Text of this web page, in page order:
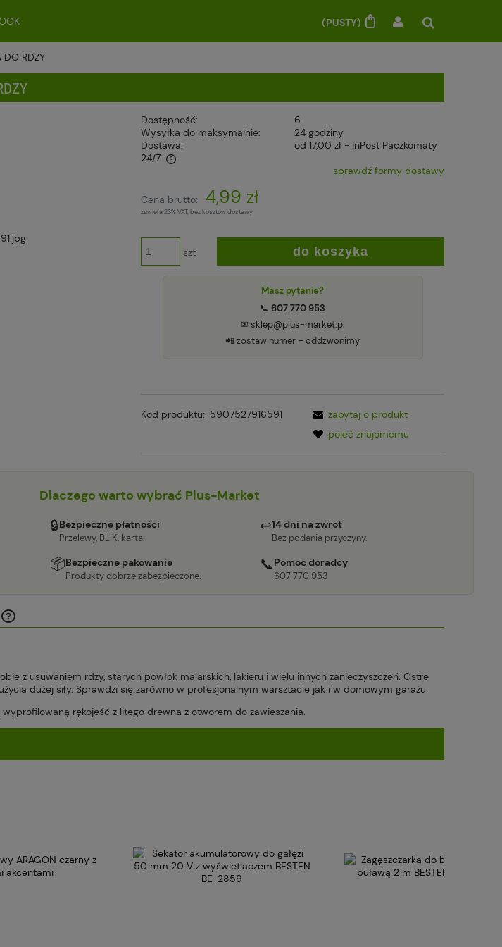
(PUSTY)
DO RDZY
Dostępność:
6
Wysyłka do maksymalnie:
24 godziny
Dostawa:
od 17,00 zł - InPost Paczkomaty
24/7
sprawdź formy dostawy
Cena brutto: 4,99 zł
zawiera 23% VAT, bez kosztów dostawy
szt do koszyka
Masz pytanie?
📞607 770 953
✉ sklep@plus-market.pl
📲 zostaw numer – oddzwonimy
Kod produktu: 5907527916591
zapytaj o produkt
poleć znajomemu
Dlaczego warto wybrać Plus-Market
🔒Bezpieczne płatności
Przelewy, BLIK, karta.
↩14 dni na zwrot
Bez podania przyczyny.
📦Bezpieczne pakowanie
Produkty dobrze zabezpieczone.
📞Pomoc doradcy
607 770 953
z usuwaniem rdzy, starych powłok malarskich, lakieru i wielu innych zanieczyszczeń. Ostre
dużej siły. Sprawdzi się zarówno w profesjonalnym warsztacie jak i w domowym garażu.
rękojeść z litego drewna z otworem do zawieszania.